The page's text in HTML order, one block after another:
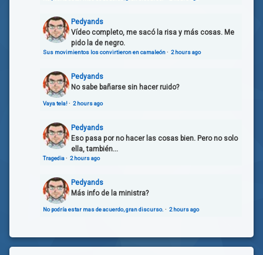
Pedyands
Vídeo completo, me sacó la risa y más cosas. Me
pido la de negro.
Sus movimientos los convirtieron en camaleón· 2 hours ago
Pedyands
No sabe bañarse sin hacer ruido?
Vaya tela!· 2 hours ago
Pedyands
Eso pasa por no hacer las cosas bien. Pero no solo
ella, también...
Tragedia· 2 hours ago
Pedyands
Más info de la ministra?
No podría estar mas de acuerdo, gran discurso. · 2 hours ago